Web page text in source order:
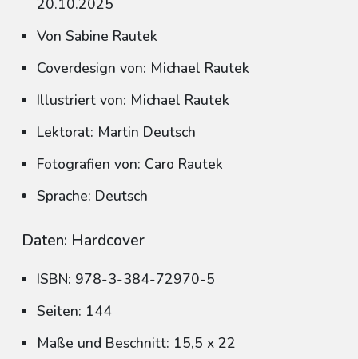
20.10.2025
Von Sabine Rautek
Coverdesign von: Michael Rautek
Illustriert von: Michael Rautek
Lektorat: Martin Deutsch
Fotografien von: Caro Rautek
Sprache: Deutsch
Daten: Hardcover
ISBN: 978-3-384-72970-5
Seiten: 144
Maße und Beschnitt: 15,5 x 22